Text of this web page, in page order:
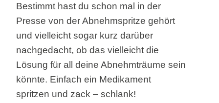
Bestimmt hast du schon mal in der
Presse von der Abnehmspritze gehört
und vielleicht sogar kurz darüber
nachgedacht, ob das vielleicht die
Lösung für all deine Abnehmträume sein
könnte. Einfach ein Medikament
spritzen und zack – schlank!